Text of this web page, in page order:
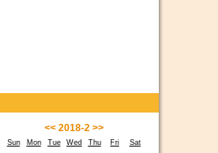
<< 2018-2 >>
Sun Mon Tue Wed Thu Fri Sat